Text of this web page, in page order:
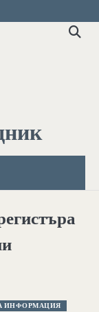
ИНФОРМАЦИЯ